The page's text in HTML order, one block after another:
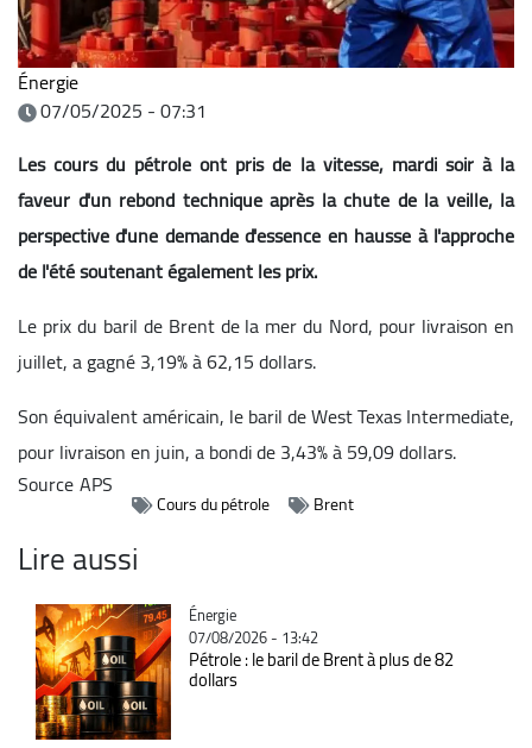
Énergie
07/05/2025 - 07:31
Les cours du pétrole ont pris de la vitesse, mardi soir à la
faveur d'un rebond technique après la chute de la veille, la
perspective d'une demande d'essence en hausse à l'approche
de l'été soutenant également les prix.
Le prix du baril de Brent de la mer du Nord, pour livraison en
juillet, a gagné 3,19% à 62,15 dollars.
Son équivalent américain, le baril de West Texas Intermediate,
pour livraison en juin, a bondi de 3,43% à 59,09 dollars.
SourceAPS
Cours du pétrole Brent
Lire aussi
Catégorie
Énergie
07/08/2026 - 13:42
Pétrole : le baril de Brent à plus de 82
dollars